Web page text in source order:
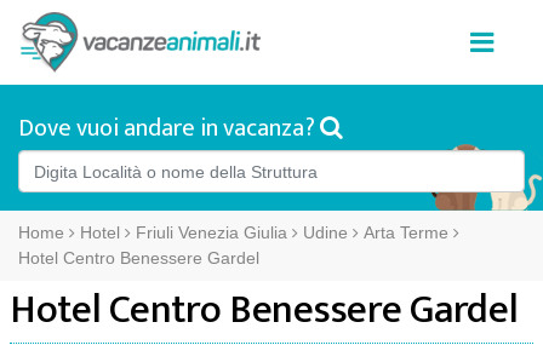
Dove vuoi andare in vacanza?
Home Hotel Friuli Venezia Giulia Udine
Arta Terme
Hotel Centro Benessere Gardel
Hotel Centro Benessere Gardel